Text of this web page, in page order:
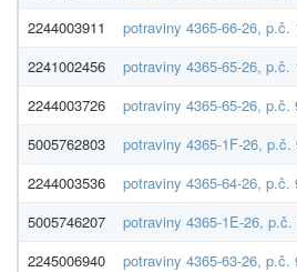
2244003911
potraviny 4365-66-26, p.č.
2241002456
potraviny 4365-65-26, p.č.
2244003726
potraviny 4365-65-26, p.č.
5005762803
potraviny 4365-1F-26, p.č.
2244003536
potraviny 4365-64-26, p.č.
5005746207
potraviny 4365-1E-26, p.č.
2245006940
potraviny 4365-63-26, p.č.